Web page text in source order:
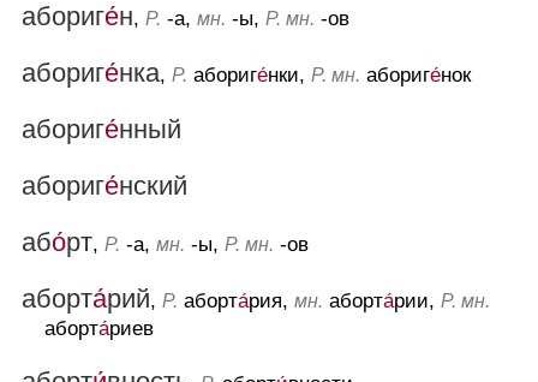
абориге́н, Р. -а, мн. -ы, Р. мн. -ов
абориге́нка, Р. абориге́нки, Р. мн. абориге́нок
абориге́нный
абориге́нский
або́рт, Р. -а, мн. -ы, Р. мн. -ов
аборта́рий, Р. аборта́рия, мн. аборта́рии, Р. мн.
аборта́риев